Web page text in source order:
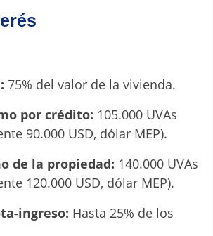
75% del valor de la vivienda.
por crédito: 105.000 UVAs
90.000 USD, dólar MEP).
de la propiedad: 140.000 UVAs
120.000 USD, dólar MEP).
ingreso: Hasta 25% de los